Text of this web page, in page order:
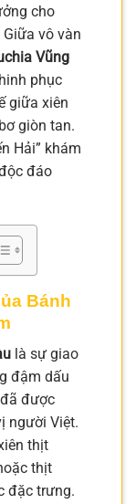
cho
vô vàn
Vũng
phục
giữa xiên
giòn tan.
Hải” khám
đáo
Bánh
là sự giao
đậm dấu
được
người Việt.
thịt
thịt
đặc trưng.